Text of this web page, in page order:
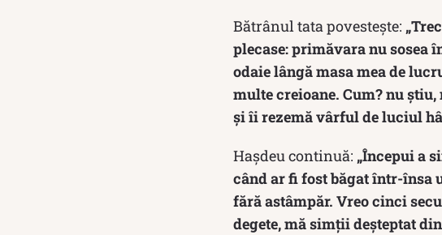
Bătrânul tata povestește:
plecase: primăvara nu sosea
odaie lângă masa mea de
multe creioane. Cum? nu
și îi rezemă vârful de luciul
Hașdeu continuă: „Începui a
când ar fi fost băgat într-însa
fără astâmpăr. Vreo cinci
degete, mă simții deșteptat